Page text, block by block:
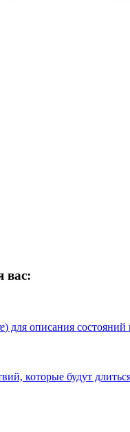
вас:
) для описания
которые будут